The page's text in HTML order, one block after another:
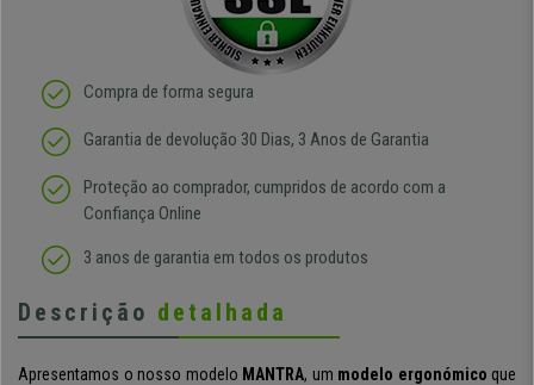
Compra de forma segura
Garantia de devolução 30 Dias, 3 Anos de Garantia
Proteção ao comprador, cumpridos de acordo com a
Confiança Online
3 anos de garantia em todos os produtos
Descrição detalhada
Apresentamos o nosso modelo MANTRA, um modelo ergonómico que